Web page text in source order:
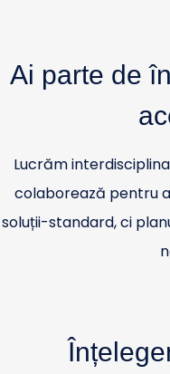
Ai parte de
Lucrăm
colaborează pentru
soluții-standard, ci